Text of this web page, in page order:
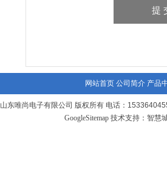
网站首页 公司简介 产品
山东唯尚电子有限公司 版权所有 电话：
GoogleSitemap技术支持： 智慧